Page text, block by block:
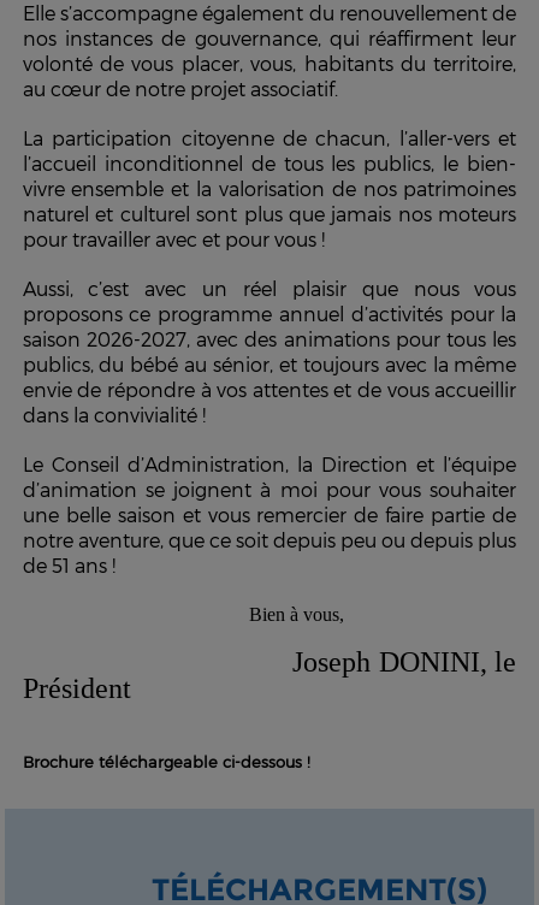
Elle s’accompagne également du renouvellement de
nos instances de gouvernance, qui réaffirment leur
volonté de vous placer, vous, habitants du territoire,
au cœur de notre projet associatif.
La participation citoyenne de chacun, l’aller-vers et
l’accueil inconditionnel de tous les publics, le bien-
vivre ensemble et la valorisation de nos patrimoines
naturel et culturel sont plus que jamais nos moteurs
pour travailler avec et pour vous !
Aussi, c’est avec un réel plaisir que nous vous
proposons ce programme annuel d’activités pour la
saison 2026-2027, avec des animations pour tous les
publics, du bébé au sénior, et toujours avec la même
envie de répondre à vos attentes et de vous accueillir
dans la convivialité !
Le Conseil d’Administration, la Directionet l’équipe
d’animation se joignent à moi pour vous souhaiter
une belle saison et vous remercier de faire partie de
notre aventure, que ce soit depuis peu ou depuis plus
de 51 ans !
Bien à vous,
Joseph DONINI, le
Président
Brochure téléchargeable ci-dessous !
TÉLÉCHARGEMENT(S)